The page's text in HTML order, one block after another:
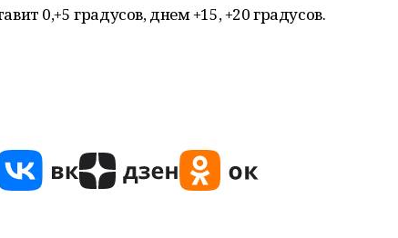
0,+5 градусов, днем +15, +20 градусов.